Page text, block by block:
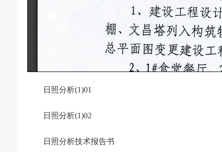
日照分析(1)01
日照分析(1)02
日照分析技术报告书